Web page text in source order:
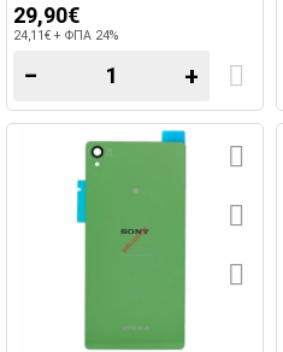
29,90€
24,11€ + ΦΠΑ 24%
− +